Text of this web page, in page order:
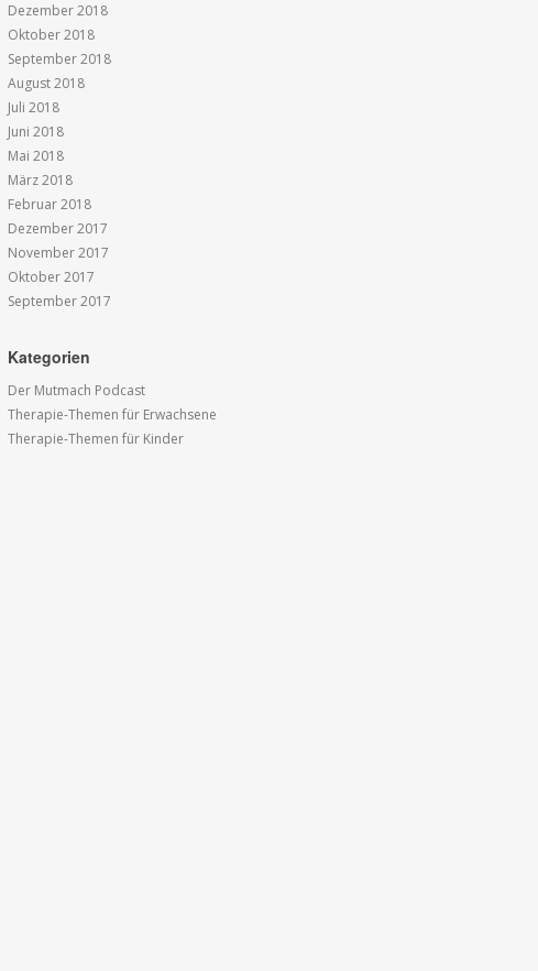
Dezember 2018
Oktober 2018
September 2018
August 2018
Juli 2018
Juni 2018
Mai 2018
März 2018
Februar 2018
Dezember 2017
November 2017
Oktober 2017
September 2017
Kategorien
Der Mutmach Podcast
Therapie-Themen für Erwachsene
Therapie-Themen für Kinder